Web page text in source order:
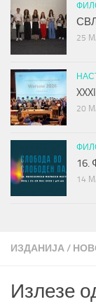
ИЗДАНИЈА/
Излезе
СВЛ
25
20
14